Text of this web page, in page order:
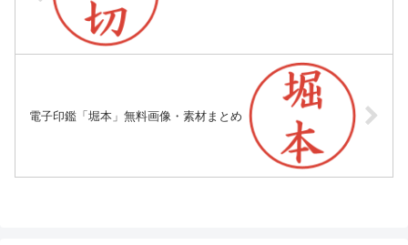
電子印鑑「堀本」無料画像・素材まとめ